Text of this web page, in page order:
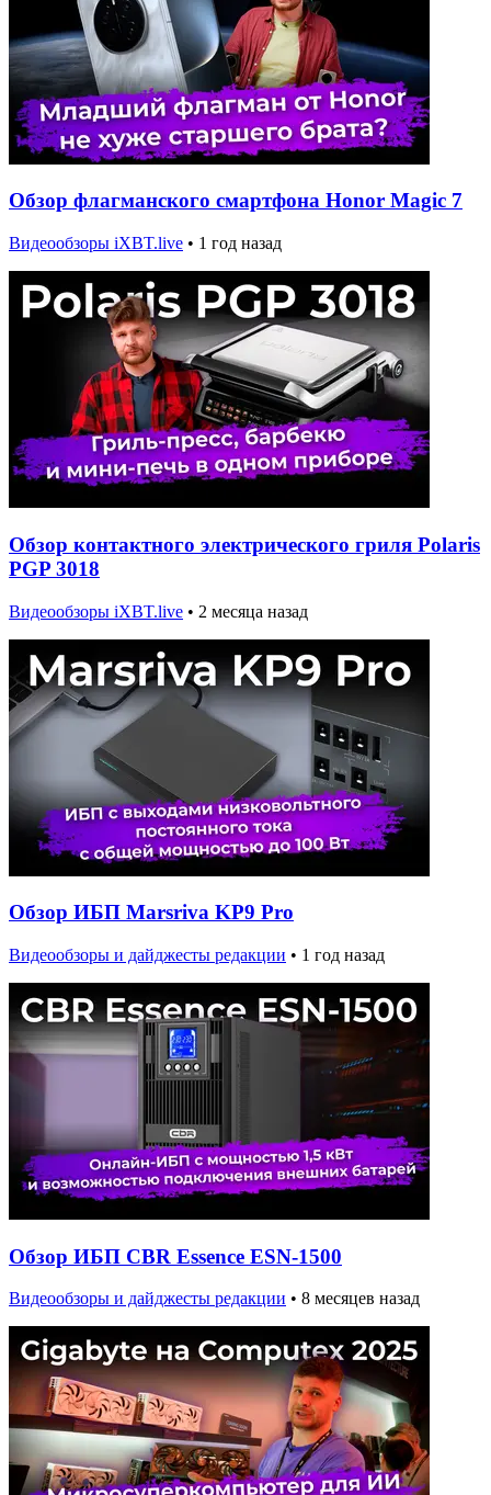
Обзор флагманского смартфона Honor Magic 7
Видеообзоры iXBT.live • 1 год назад
Обзор контактного электрического гриля Polaris
PGP 3018
Видеообзоры iXBT.live • 2 месяца назад
Обзор ИБП Marsriva KP9 Pro
Видеообзоры и дайджесты редакции • 1 год назад
Обзор ИБП CBR Essence ESN-1500
Видеообзоры и дайджесты редакции • 8 месяцев назад